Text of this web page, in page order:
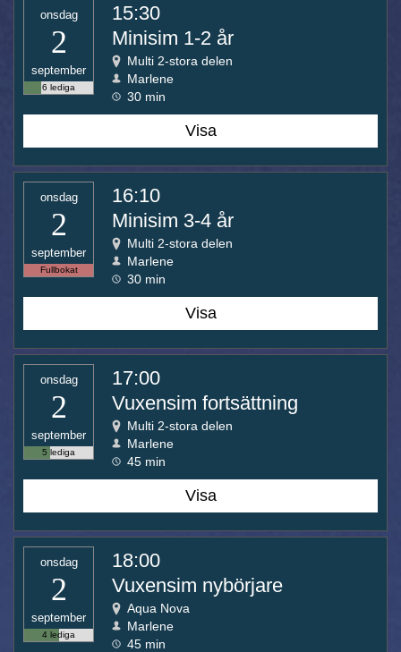
onsdag
2
september
6 lediga
15:30
Minisim 1-2 år
Multi 2-stora delen
Marlene
30 min
Visa
onsdag
2
september
Fullbokat
16:10
Minisim 3-4 år
Multi 2-stora delen
Marlene
30 min
Visa
onsdag
2
september
5 lediga
17:00
Vuxensim fortsättning
Multi 2-stora delen
Marlene
45 min
Visa
onsdag
2
september
4 lediga
18:00
Vuxensim nybörjare
Aqua Nova
Marlene
45 min